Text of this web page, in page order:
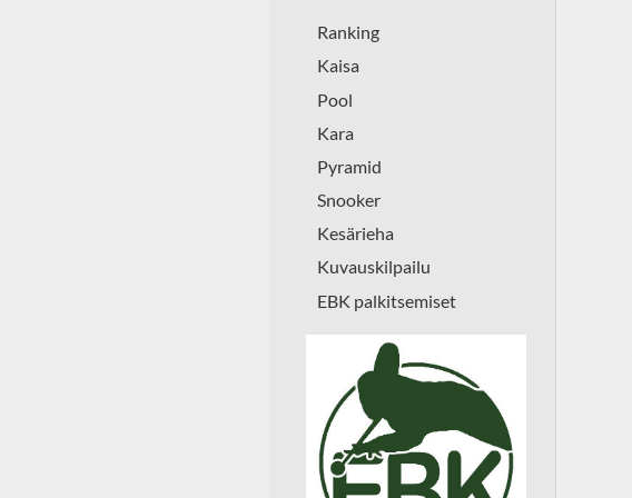
Ranking
Kaisa
Pool
Kara
Pyramid
Snooker
Kesärieha
Kuvauskilpailu
EBK palkitsemiset